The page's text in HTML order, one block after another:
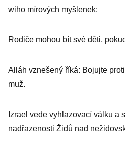
wiho mírových myšlenek:
Rodiče mohou bít své děti,
Alláh vznešený říká: Bojujte
muž.
Izrael vede vyhlazovací válku a
nadřazenosti Židů nad